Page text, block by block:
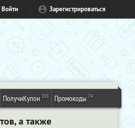
Войти Зарегистрироваться
ПолучиКупон 203 Промокоды 74
а также